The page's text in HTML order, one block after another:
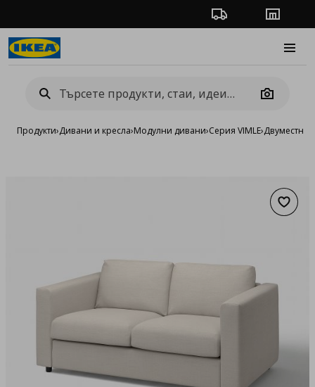
Проследяване на
Camera
Продукти›Дивани и кресла›Модулни дивани›Серия VIMLE›Двуместни